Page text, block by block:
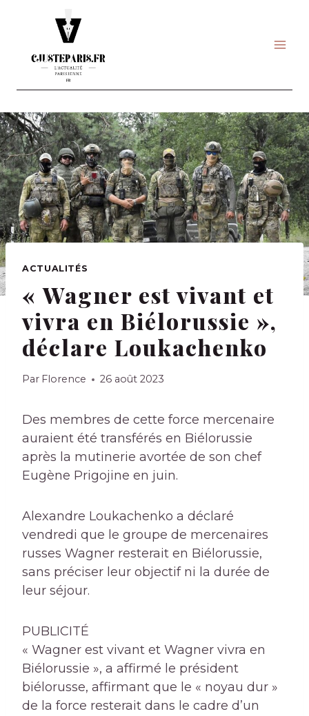
ACTUALITÉS
« Wagner est vivant et
vivra en Biélorussie »,
déclare Loukachenko
Par Florence 26 août 2023
Des membres de cette force mercenaire
auraient été transférés en Biélorussie
après la mutinerie avortée de son chef
Eugène Prigojine en juin.
Alexandre Loukachenko a déclaré
vendredi que le groupe de mercenaires
russes Wagner resterait en Biélorussie,
sans préciser leur objectif ni la durée de
leur séjour.
PUBLICITÉ
« Wagner est vivant et Wagner vivra en
Biélorussie », a affirmé le président
biélorusse, affirmant que le « noyau dur »
de la force resterait dans le cadre d’un